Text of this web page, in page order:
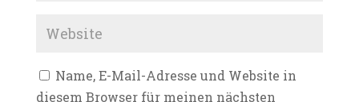
Name, E-Mail-Adresse und Website in
diesem Browser für meinen nächsten